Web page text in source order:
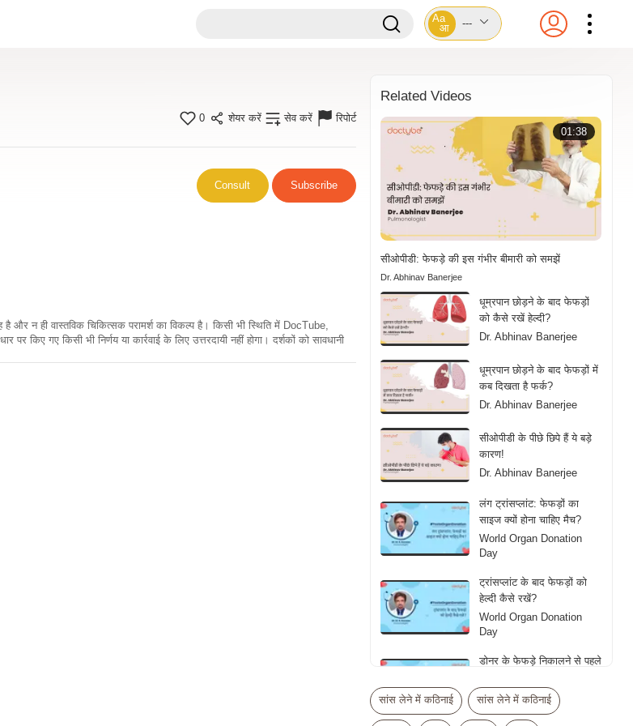
Aa
आ
---
0 शेयर करें सेव करें रिपोर्ट
Consult Subscribe
और न ही वास्तविक चिकित्सक परामर्श का विकल्प है। किसी भी स्थिति में DocTube,
गए किसी भी निर्णय या कार्रवाई के लिए उत्तरदायी नहीं होगा। दर्शकों को सावधानी
Related Videos
01:38
सीओपीडी: फेफड़े की इस गंभीर बीमारी को समझें
Dr. Abhinav Banerjee
धूम्रपान छोड़ने के बाद फेफड़ों
को कैसे रखें हेल्दी?
Dr. Abhinav Banerjee
धूम्रपान छोड़ने के बाद फेफड़ों में
कब दिखता है फर्क?
Dr. Abhinav Banerjee
सीओपीडी के पीछे छिपे हैं ये बड़े
कारण!
Dr. Abhinav Banerjee
लंग ट्रांसप्लांट: फेफड़ों का
साइज क्यों होना चाहिए मैच?
World Organ Donation
Day
ट्रांसप्लांट के बाद फेफड़ों को
हेल्दी कैसे रखें?
World Organ Donation
Day
डोनर के फेफड़े निकालने से पहले
World Organ Donation
Day
सांस लेने में कठिनाई सांस लेने में कठिनाई